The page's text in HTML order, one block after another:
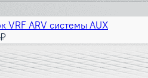
VRF ARV системы AUX